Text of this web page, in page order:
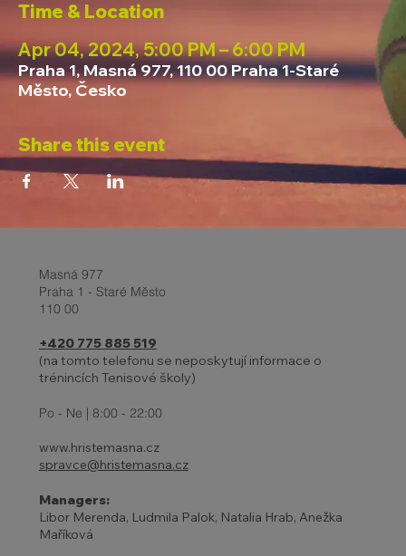
Time & Location
Apr 04, 2024, 5:00 PM – 6:00 PM
Praha 1, Masná 977, 110 00 Praha 1-Staré
Město, Česko
Share this event
Masná 977
Praha 1 - Staré Město
110 00
+420 775 885 519
(na tomto telefonu se neposkytují informace o
trénincích Tenisové školy)
Po - Ne | 8:00 - 22:00
www.hristemasna.cz
spravce@hristemasna.cz
Managers:
Libor Merenda, Ludmila Palok, Natalia Hrab, Anežka
Maříková